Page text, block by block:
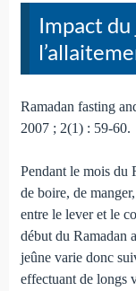
Impact du
Ramadan fasting
2007 ; 2(1) : 59-60.
Pendant le mois du
de boire, de
entre le lever et le
début du Ramadan
jeûne varie donc
effectuant de longs